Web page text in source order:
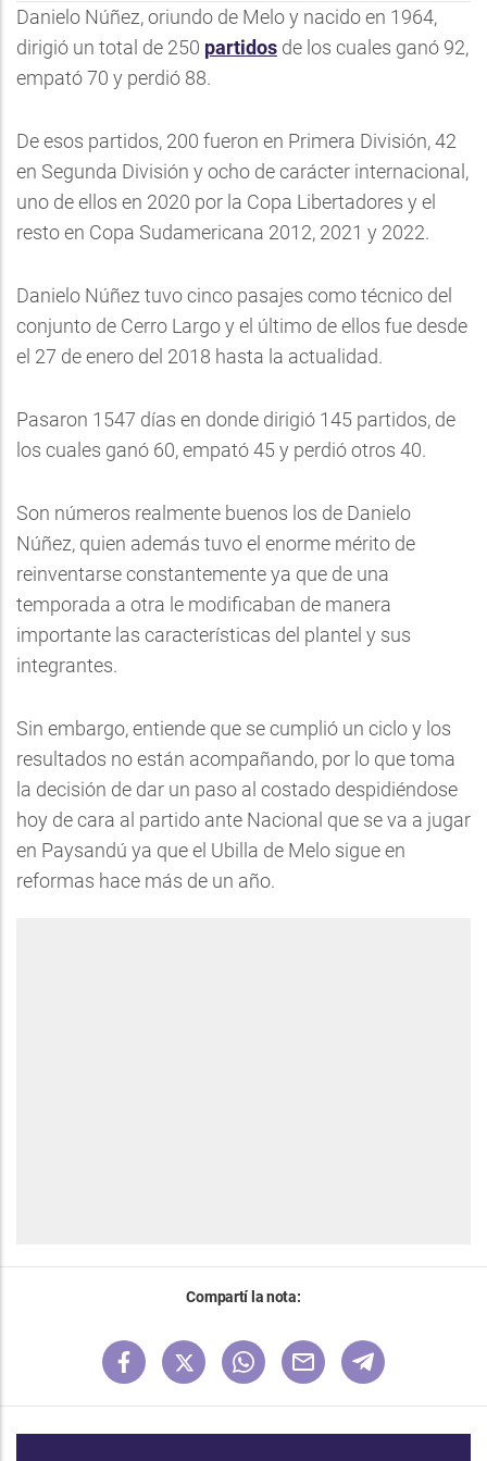
Danielo Núñez, oriundo de Melo y nacido en 1964,
dirigió un total de 250 partidos de los cuales ganó 92,
empató 70 y perdió 88.
De esos partidos, 200 fueron en Primera División, 42
en Segunda División y ocho de carácter internacional,
uno de ellos en 2020 por la Copa Libertadores y el
resto en Copa Sudamericana 2012, 2021 y 2022.
Danielo Núñez tuvo cinco pasajes como técnico del
conjunto de Cerro Largo y el último de ellos fue desde
el 27 de enero del 2018 hasta la actualidad.
Pasaron 1547 días en donde dirigió 145 partidos, de
los cuales ganó 60, empató 45 y perdió otros 40.
Son números realmente buenos los de Danielo
Núñez, quien además tuvo el enorme mérito de
reinventarse constantemente ya que de una
temporada a otra le modificaban de manera
importante las características del plantel y sus
integrantes.
Sin embargo, entiende que se cumplió un ciclo y los
resultados no están acompañando, por lo que toma
la decisión de dar un paso al costado despidiéndose
hoy de cara al partido ante Nacional que se va a jugar
en Paysandú ya que el Ubilla de Melo sigue en
reformas hace más de un año.
Compartí la nota: